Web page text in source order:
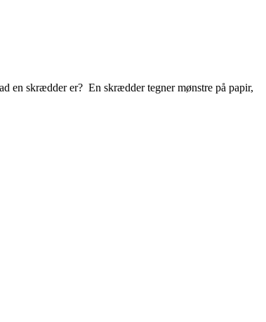
en skrædder er? En skrædder tegner mønstre på papir,